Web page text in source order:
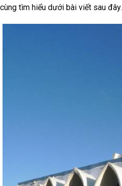
cùng tìm hiểu dưới bài viết sau đây.